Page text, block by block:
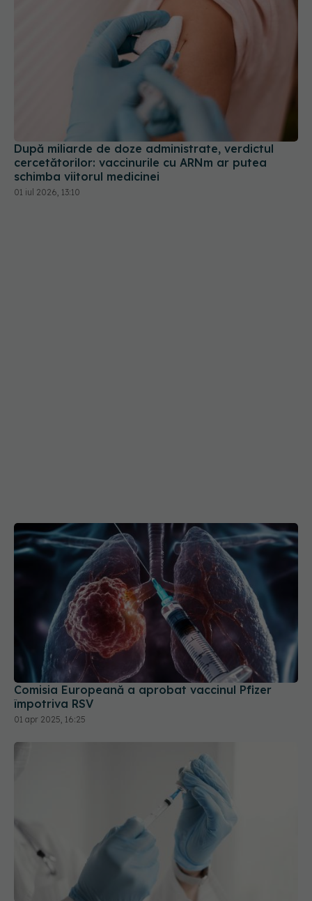
După miliarde de doze administrate, verdictul
cercetătorilor: vaccinurile cu ARNm ar putea
schimba viitorul medicinei
01 iul 2026, 13:10
Comisia Europeană a aprobat vaccinul Pfizer
împotriva RSV
01 apr 2025, 16:25